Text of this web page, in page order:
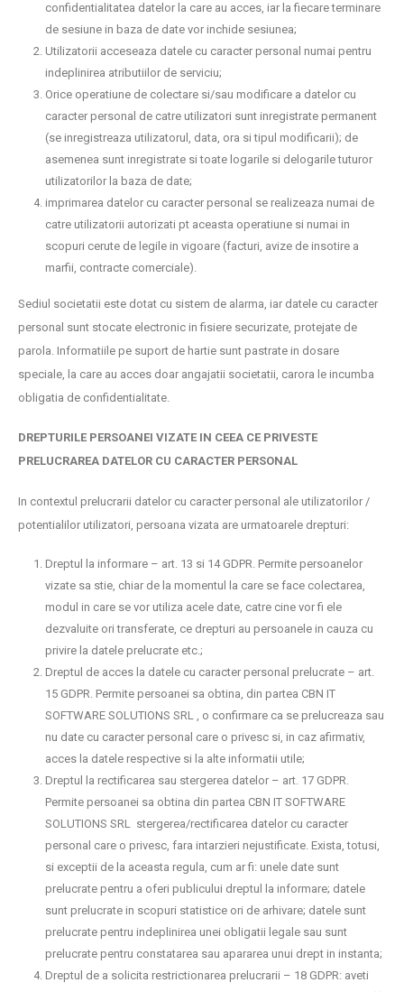
confidentialitatea datelor la care au acces, iar la fiecare terminare
de sesiune in baza de date vor inchide sesiunea;
Utilizatorii acceseaza datele cu caracter personal numai pentru
indeplinirea atributiilor de serviciu;
Orice operatiune de colectare si/sau modificare a datelor cu
caracter personal de catre utilizatori sunt inregistrate permanent
(se inregistreaza utilizatorul, data, ora si tipul modificarii); de
asemenea sunt inregistrate si toate logarile si delogarile tuturor
utilizatorilor la baza de date;
imprimarea datelor cu caracter personal se realizeaza numai de
catre utilizatorii autorizati pt aceasta operatiune si numai in
scopuri cerute de legile in vigoare (facturi, avize de insotire a
marfii, contracte comerciale).
Sediul societatii este dotat cu sistem de alarma, iar datele cu caracter
personal sunt stocate electronic in fisiere securizate, protejate de
parola. Informatiile pe suport de hartie sunt pastrate in dosare
speciale, la care au acces doar angajatii societatii, carora le incumba
obligatia de confidentialitate.
DREPTURILE PERSOANEI VIZATE IN CEEA CE PRIVESTE
PRELUCRAREA DATELOR CU CARACTER PERSONAL
In contextul prelucrarii datelor cu caracter personal ale utilizatorilor /
potentialilor utilizatori, persoana vizata are urmatoarele drepturi:
Dreptul la informare – art. 13 si 14 GDPR. Permite persoanelor
vizate sa stie, chiar de la momentul la care se face colectarea,
modul in care se vor utiliza acele date, catre cine vor fi ele
dezvaluite ori transferate, ce drepturi au persoanele in cauza cu
privire la datele prelucrate etc.;
Dreptul de acces la datele cu caracter personal prelucrate – art.
15 GDPR. Permite persoanei sa obtina, din partea CBN IT
SOFTWARE SOLUTIONS SRL , o confirmare ca se prelucreaza sau
nu date cu caracter personal care o privesc si, in caz afirmativ,
acces la datele respective si la alte informatii utile;
Dreptul la rectificarea sau stergerea datelor – art. 17 GDPR.
Permite persoanei sa obtina din partea CBN IT SOFTWARE
SOLUTIONS SRL stergerea/rectificarea datelor cu caracter
personal care o privesc, fara intarzieri nejustificate. Exista, totusi,
si exceptii de la aceasta regula, cum ar fi: unele date sunt
prelucrate pentru a oferi publicului dreptul la informare; datele
sunt prelucrate in scopuri statistice ori de arhivare; datele sunt
prelucrate pentru indeplinirea unei obligatii legale sau sunt
prelucrate pentru constatarea sau apararea unui drept in instanta;
Dreptul de a solicita restrictionarea prelucrarii – 18 GDPR: aveti